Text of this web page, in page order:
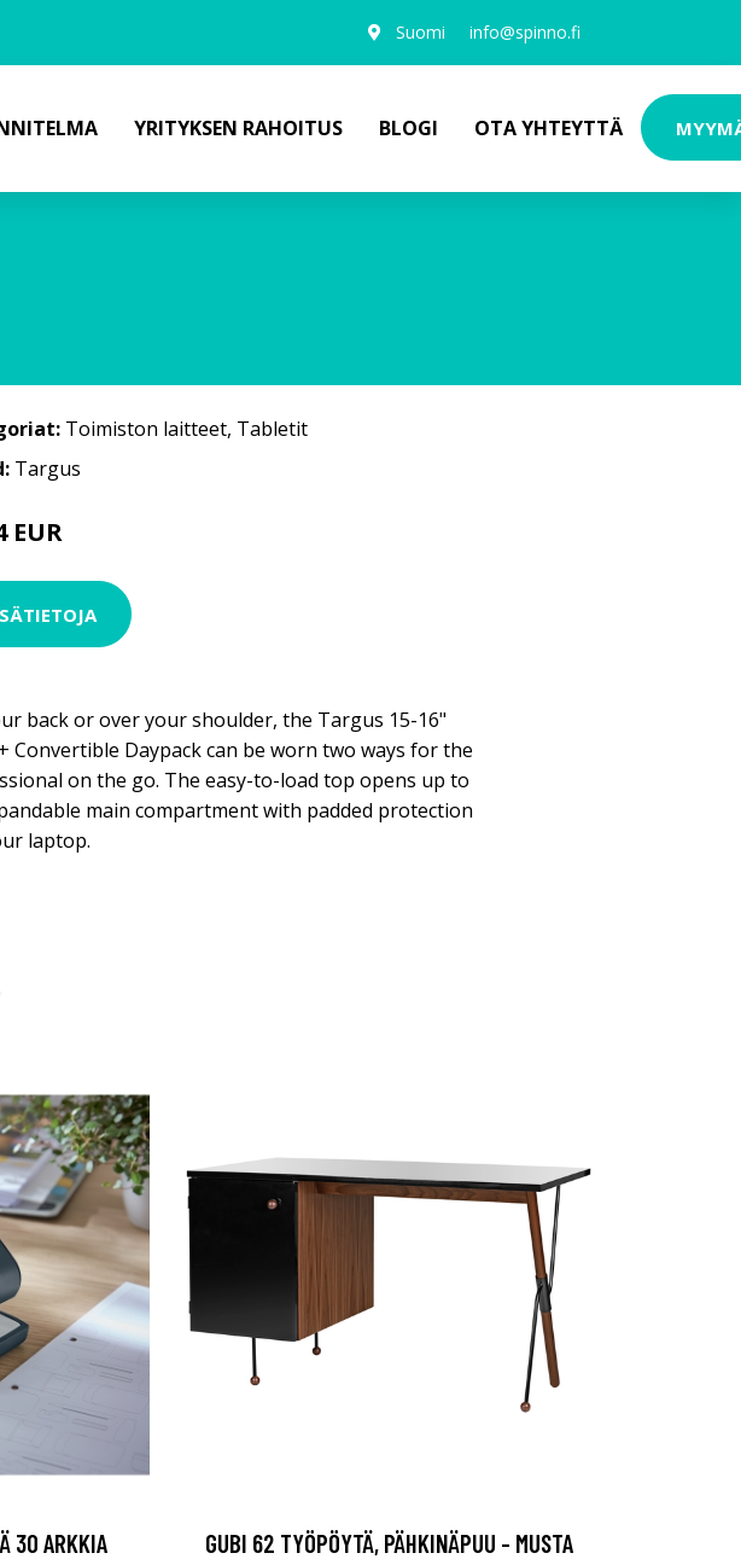
Suomi info@spinno.fi
YRITYKSEN RAHOITUS BLOGI OTA YHTEYTTÄ
Toimiston laitteet, Tabletit
Targus
EUR
back or over your shoulder, the Targus 15-16"
Convertible Daypack can be worn two ways for the
on the go. The easy-to-load top opens up to
main compartment with padded protection
laptop.
30 ARKKIA
GUBI 62 TYÖPÖYTÄ, PÄHKINÄPUU - MUSTA